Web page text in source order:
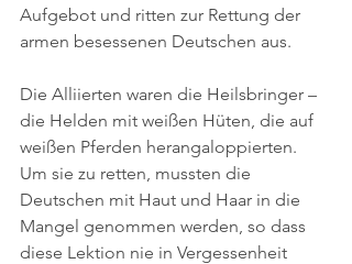
Aufgebot und ritten zur Rettung der
armen besessenen Deutschen aus.
Die Alliierten waren die Heilsbringer –
die Helden mit weißen Hüten, die auf
weißen Pferden herangaloppierten.
Um sie zu retten, mussten die
Deutschen mit Haut und Haar in die
Mangel genommen werden, so dass
diese Lektion nie in Vergessenheit